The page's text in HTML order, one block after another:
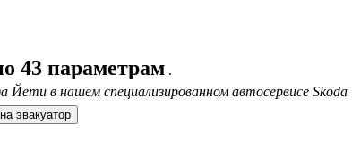
параметрам .
в нашем специализированном автосервисе Skoda
заявка на эвакуатор